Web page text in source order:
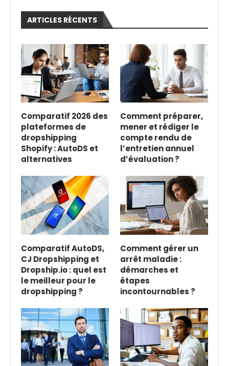
ARTICLES RÉCENTS
Comparatif 2026 des
plateformes de
dropshipping
Shopify : AutoDS et
alternatives
Comment préparer,
mener et rédiger le
compte rendu de
l’entretien annuel
d’évaluation ?
Comparatif AutoDS,
CJ Dropshipping et
Dropship.io : quel est
le meilleur pour le
dropshipping ?
Comment gérer un
arrêt maladie :
démarches et
étapes
incontournables ?